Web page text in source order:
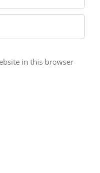
in this browser